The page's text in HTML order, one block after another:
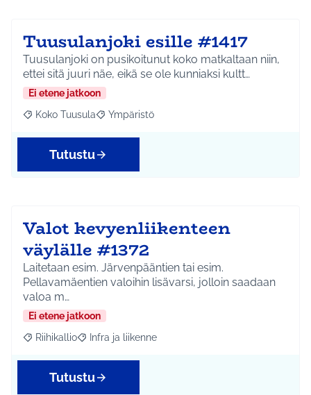
Tuusulanjoki esille #1417
Tuusulanjoki on pusikoitunut koko matkaltaan niin,
ettei sitä juuri näe, eikä se ole kunniaksi kultt…
Ei etene jatkoon
Rajaa tulokset aihepiirin mukaan: Koko Tuusula
Koko Tuusula Rajaa tulokset teeman mukaan: Ympäristö
Ympäristö
Tutustu
Valot kevyenliikenteen
väylälle #1372
Laitetaan esim. Järvenpääntien tai esim.
Pellavamäentien valoihin lisävarsi, jolloin saadaan
valoa m…
Ei etene jatkoon
Rajaa tulokset aihepiirin mukaan: Riihikallio
Riihikallio Rajaa tulokset teeman mukaan: Infra ja liikenne
Infra ja liikenne
Tutustu